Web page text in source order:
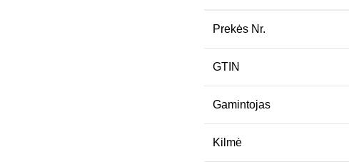
Prekės Nr.
GTIN
Gamintojas
Kilmė